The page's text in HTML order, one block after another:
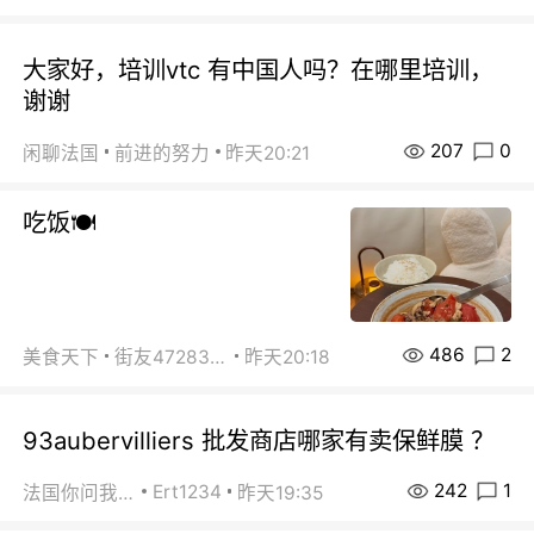
大家好，培训vtc 有中国人吗？在哪里培训，
谢谢
闲聊法国 前进的努力 昨天20:21 207 0
吃饭🍽️
美食天下 街友472838572 昨天20:18 486 2
93aubervilliers 批发商店哪家有卖保鲜膜 ？
法国你问我答 Ert1234 昨天19:35 242 1